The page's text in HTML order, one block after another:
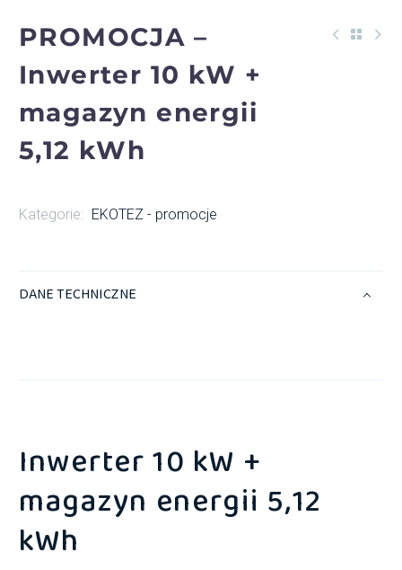
PROMOCJA –
Inwerter 10 kW +
magazyn energii
5,12 kWh
Kategorie: EKOTEZ - promocje
DANE TECHNICZNE
Inwerter 10 kW +
magazyn energii 5,12
kWh